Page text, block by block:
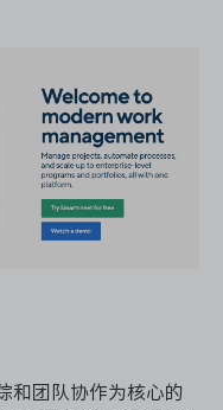
和团队协作为核心的